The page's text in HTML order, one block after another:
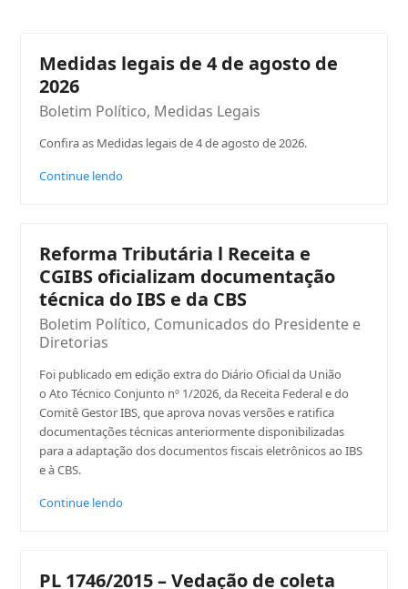
Medidas legais de 4 de agosto de
2026
Boletim Político, Medidas Legais
Confira as Medidas legais de 4 de agosto de 2026.
Continue lendo
Reforma Tributária l Receita e
CGIBS oficializam documentação
técnica do IBS e da CBS
Boletim Político, Comunicados do Presidente e
Diretorias
Foi publicado em edição extra do Diário Oficial da União
o Ato Técnico Conjunto nº 1/2026, da Receita Federal e do
Comitê Gestor IBS, que aprova novas versões e ratifica
documentações técnicas anteriormente disponibilizadas
para a adaptação dos documentos fiscais eletrônicos ao IBS
e à CBS.
Continue lendo
PL 1746/2015 – Vedação de coleta